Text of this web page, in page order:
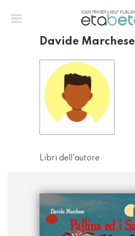
Davide Marchese
Libri dell'autore